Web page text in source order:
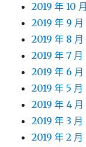
2019 年 10 月
2019 年 9 月
2019 年 8 月
2019 年 7 月
2019 年 6 月
2019 年 5 月
2019 年 4 月
2019 年 3 月
2019 年 2 月